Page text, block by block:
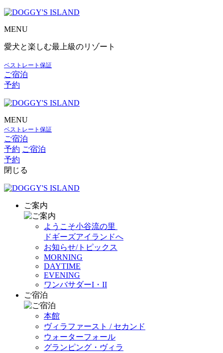
MENU
愛犬と楽しむ最上級のリゾート
ベストレート保証
ご宿泊
予約
MENU
ベストレート保証
ご宿泊
予約 ご宿泊
予約
閉じる
ご案内
ようこそ小谷流の里
ドギーズアイランドへ
お知らせ/トピックス
MORNING
DAYTIME
EVENING
ワンバサダーI・II
ご宿泊
本館
ヴィラファースト / セカンド
ウォーターフォール
グランピング・ヴィラ